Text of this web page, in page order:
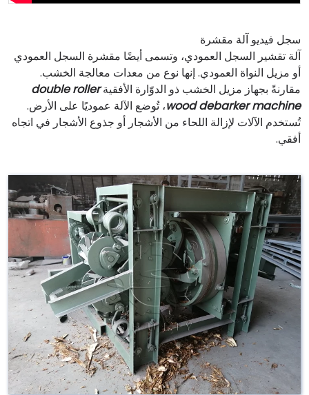
سجل فيديو آلة مقشرة
آلة تقشير السجل العمودي، وتسمى أيضًا مقشرة السجل العمودي
أو مزيل النواة العمودي. إنها نوع من معدات معالجة الخشب.
مقارنةً بجهاز مزيل الخشب ذو الدوّارة الأفقيةdouble roller
wood debarker machine، تُوضع الآلة عموديًا على الأرض.
تُستخدم الآلات لإزالة اللحاء من الأشجار أو جذوع الأشجار في اتجاه
أفقي.